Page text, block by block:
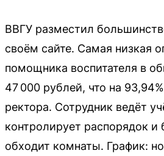
ВВГУ разместил
своём сайте. Самая низкая
помощника воспитателя в
47 000 рублей, что на
ректора. Сотрудник ведёт
контролирует распорядок и
обходит комнаты. График: